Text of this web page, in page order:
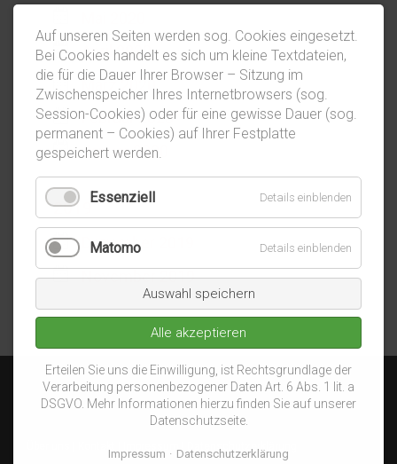
April 2020
März 2020
Februar 2020
Januar 2020
2019
Dezember 2019
November 2019
Datenschutzerklärung
Auf unseren Seiten werden sog. Cookies eingesetzt.
Bei Cookies handelt es sich um kleine Textdateien,
die für die Dauer Ihrer Browser – Sitzung im
Zwischenspeicher Ihres Internetbrowsers (sog.
Session-Cookies) oder für eine gewisse Dauer (sog.
permanent – Cookies) auf Ihrer Festplatte
gespeichert werden.
Essenziell Details einblenden
Matomo Details einblenden
Auswahl speichern
Alle akzeptieren
Erteilen Sie uns die Einwilligung, ist Rechtsgrundlage der
Verarbeitung personenbezogener Daten Art. 6 Abs. 1 lit. a
DSGVO. Mehr Informationen hierzu finden Sie auf unserer
Datenschutzseite.
Impressum Datenschutzerklärung